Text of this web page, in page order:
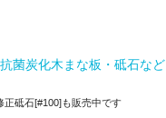
菌炭化木まな板・砥石など
正砥石[#100]も販売中です